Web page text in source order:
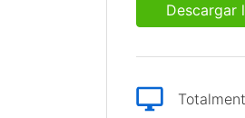
Descargar